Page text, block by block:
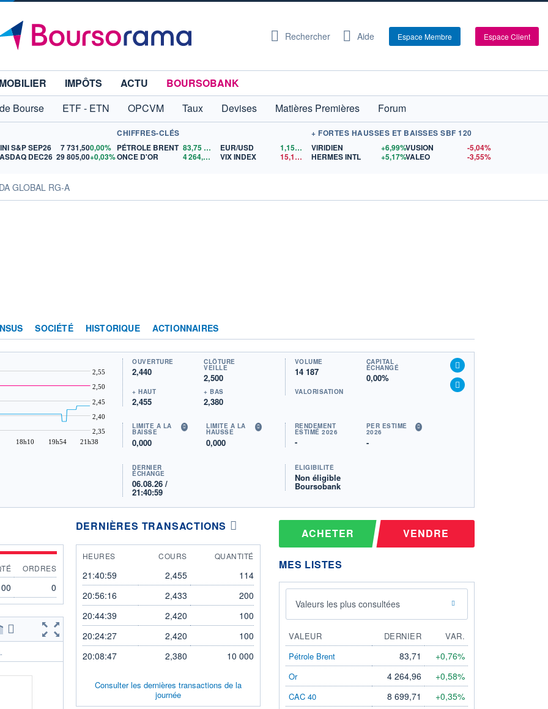
Rechercher Aide Espace Membre Espace Client
IMPÔTS ACTU
BOURSOBANK
Bourse ETF - ETN OPCVM Taux Devises Matières Premières
Forum
S&P SEP26 7 731,500,00%
DEC26 29 805,00+0,03%
CHIFFRES-CLÉS
PÉTROLE BRENT 83,75
ONCE D'OR
4 264,96 $US
EUR/USD 1,1524
$US
VIX INDEX
15,15$US
+ FORTES HAUSSES ET BAISSES SBF 120
VIRIDIEN
+6,99%
HERMES INTL
+5,17%
VUSION
-5,04%
VALEO
-3,55%
GLOBAL RG-A
SOCIÉTÉ HISTORIQUE ACTIONNAIRES
18h10 19h54 21h38
2,35
2,40
2,45
2,50
2,55
OUVERTURE
2,440
CLÔTURE
VEILLE
2,500
+ HAUT
2,455
+ BAS
2,380
VOLUME
14 187
CAPITAL
ÉCHANGÉ
0,00%
VALORISATION
LIMITE À LA
BAISSE
0,000
LIMITE À LA
HAUSSE
0,000
RENDEMENT
ESTIMÉ 2026
-
PER ESTIMÉ
2026
-
DERNIER
ÉCHANGE
06.08.26 /
21:40:59
ÉLIGIBILITÉ
Non éligible
Boursobank
ORDRES
0
DERNIÈRES TRANSACTIONS
HEURES COURS QUANTITÉ
21:40:59 2,455
114
20:56:16
2,433
200
20:44:39
2,420
100
20:24:27
2,420
100
20:08:47
2,380 10 000
Consulter les dernières transactions de la
journée
ACHETER VENDRE
MES LISTES
Valeurs les plus consultées
VALEUR DERNIER
VAR.
Pétrole Brent
83,71 +0,76%
Or 4 264,96 +0,58%
CAC 40 8 699,71 +0,35%